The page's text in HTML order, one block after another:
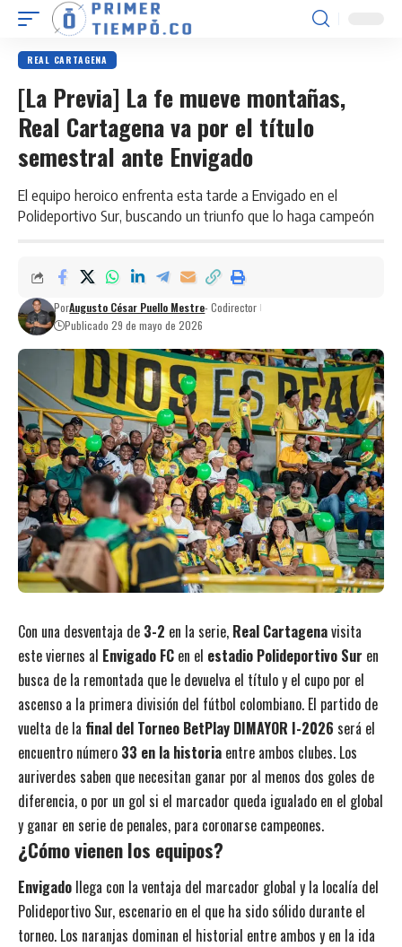
REAL CARTAGENA
[La Previa] La fe mueve montañas,
Real Cartagena va por el título
semestral ante Envigado
El equipo heroico enfrenta esta tarde a Envigado en el
Polideportivo Sur, buscando un triunfo que lo haga campeón
PorAugusto César Puello Mestre- Codirector
Publicado 29 de mayo de 2026
Con una desventaja de 3-2 en la serie, Real Cartagenavisita
este viernes al Envigado FC en el estadio Polideportivo Sur en
busca de la remontada que le devuelva el título y el cupo por el
ascenso a la primera división del fútbol colombiano. El partido de
vuelta de la final del Torneo BetPlay DIMAYOR I-2026 será el
encuentro número 33 en la historia entre ambos clubes. Los
auriverdes saben que necesitan ganar por al menos dos goles de
diferencia, o por un gol si el marcador queda igualado en el global
y ganar en serie de penales, para coronarse campeones.
¿Cómo vienen los equipos?
Envigado llega con la ventaja del marcador global y la localía del
Polideportivo Sur, escenario en el que ha sido sólido durante el
torneo. Los naranjas dominan el historial entre ambos y en la ida